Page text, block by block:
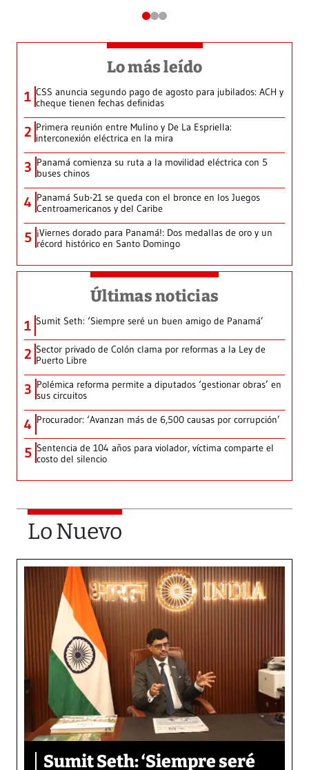
Lo más leído
1 CSS anuncia segundo pago de agosto para jubilados: ACH y
cheque tienen fechas definidas
2 Primera reunión entre Mulino y De La Espriella:
interconexión eléctrica en la mira
3 Panamá comienza su ruta a la movilidad eléctrica con 5
buses chinos
4 Panamá Sub-21 se queda con el bronce en los Juegos
Centroamericanos y del Caribe
5 ¡Viernes dorado para Panamá!: Dos medallas de oro y un
récord histórico en Santo Domingo
Últimas noticias
1 Sumit Seth: ‘Siempre seré un buen amigo de Panamá’
2 Sector privado de Colón clama por reformas a la Ley de
Puerto Libre
3 Polémica reforma permite a diputados ‘gestionar obras’ en
sus circuitos
4 Procurador: ‘Avanzan más de 6,500 causas por corrupción’
5 Sentencia de 104 años para violador, víctima comparte el
costo del silencio
Lo Nuevo
Sumit Seth: ‘Siempre seré